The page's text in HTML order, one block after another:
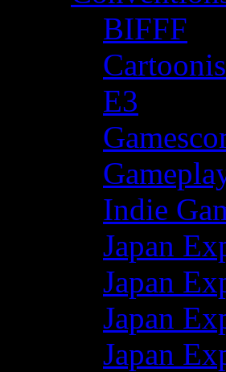
BIFFF
E3
Indie
Japan
Japan
Japan
Japan